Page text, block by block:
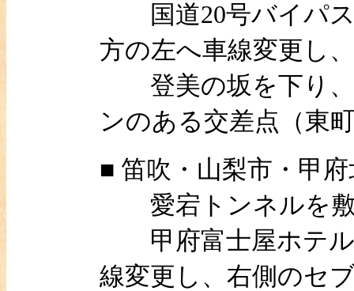
国道20号バイパス
方の左へ車線変更し
登美の坂を下り、
ンのある交差点（東
■ 笛吹・山梨市・甲
愛宕トンネルを敷
甲府富士屋ホテル
線変更し、右側のセ